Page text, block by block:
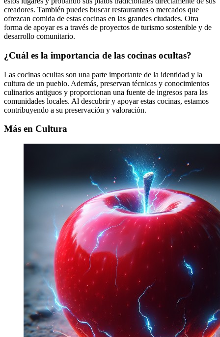
creadores. También puedes buscar restaurantes o mercados que
ofrezcan comida de estas cocinas en las grandes ciudades. Otra
forma de apoyar es a través de proyectos de turismo sostenible y de
desarrollo comunitario.
¿Cuál es la importancia de las cocinas ocultas?
Las cocinas ocultas son una parte importante de la identidad y la
cultura de un pueblo. Además, preservan técnicas y conocimientos
culinarios antiguos y proporcionan una fuente de ingresos para las
comunidades locales. Al descubrir y apoyar estas cocinas, estamos
contribuyendo a su preservación y valoración.
Más en Cultura